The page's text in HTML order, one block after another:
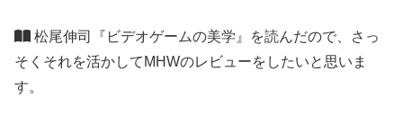
松尾伸司『ビデオゲームの美学』を読んだので、さっ
そくそれを活かしてMHWのレビューをしたいと思いま
す。